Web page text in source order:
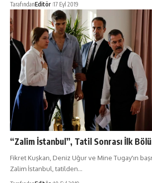
TarafındanEditör 17 Eyl 2019
“Zalim İstanbul”, Tatil Sonrası İlk
Fikret Kuşkan, Deniz Uğur ve Mine Tugay'ın
Zalim İstanbul, tatilden…